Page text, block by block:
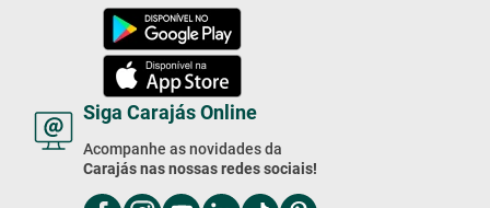
Siga Carajás Online
Acompanhe as novidades da
Carajás nas nossas redes sociais!